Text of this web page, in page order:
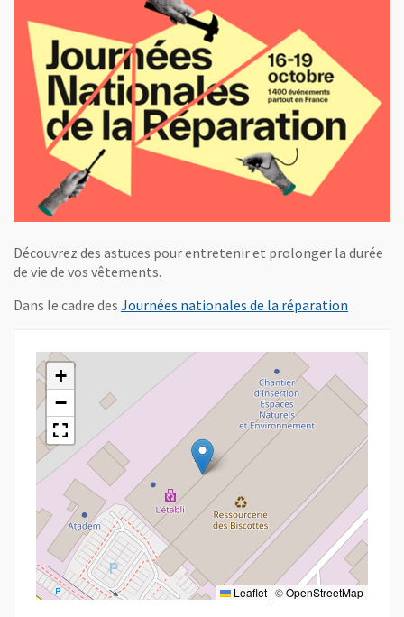
Découvrez des astuces pour entretenir et prolonger la durée
de vie de vos vêtements.
Dans le cadre des Journées nationales de la réparation
+
−
Leaflet | ©OpenStreetMap